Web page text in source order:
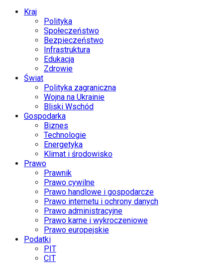
Kraj
Polityka
Społeczeństwo
Bezpieczeństwo
Infrastruktura
Edukacja
Zdrowie
Świat
Polityka zagraniczna
Wojna na Ukrainie
Bliski Wschód
Gospodarka
Biznes
Technologie
Energetyka
Klimat i środowisko
Prawo
Prawnik
Prawo cywilne
Prawo handlowe i gospodarcze
Prawo internetu i ochrony danych
Prawo administracyjne
Prawo karne i wykroczeniowe
Prawo europejskie
Podatki
PIT
CIT